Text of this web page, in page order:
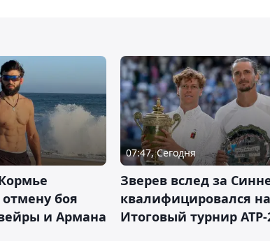
боя
и Армана
07:47, Сегодня
Зверев вслед за
квалифицировался на
Итоговый турнир ATP-